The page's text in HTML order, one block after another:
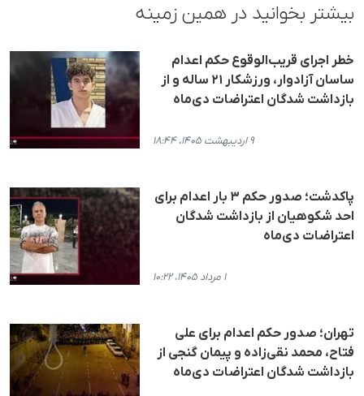
بیشتر بخوانید در همین زمینه
خطر اجرای قریب‌الوقوع حکم اعدام
ساسان آزادوار، ورزشکار ۲۱ ساله و از
بازداشت شدگان اعتراضات دی‌ماه
۹ اردیبهشت ۱۴۰۵، ۱۸:۴۴
پاکدشت؛ صدور حکم ۳ بار اعدام برای
احد شکوهیان از بازداشت‌ شدگان
اعتراضات دی‌ماه
۱ مرداد ۱۴۰۵، ۱۰:۲۲
تهران؛ صدور حکم اعدام برای علی
فتاح، محمد نقی‌زاده و پیمان گنجی از
بازداشت شدگان اعتراضات دی‌ماه